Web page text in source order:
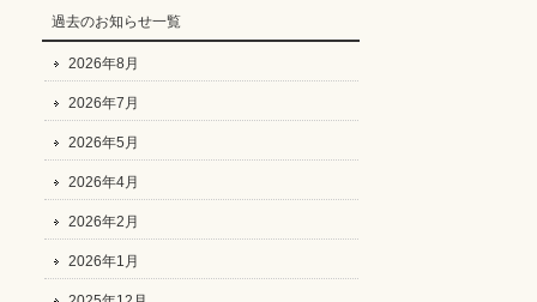
過去のお知らせ一覧
2026年8月
2026年7月
2026年5月
2026年4月
2026年2月
2026年1月